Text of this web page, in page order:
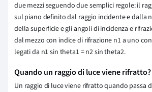
due mezzi seguendo due semplici regole: il
sul piano definito dal raggio incidente e dalla
della superficie e gli angoli di incidenza e
dal mezzo con indice di rifrazione n1 a uno
legati da n1 sin theta1 = n2 sin theta2.
Quando un raggio di luce viene rifratto?
Un raggio di luce viene rifratto quando passa